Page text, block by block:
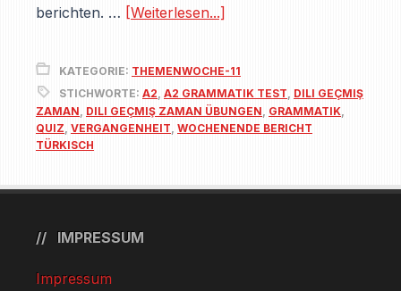
berichten. … [Weiterlesen...]
KATEGORIE: THEMENWOCHE-11
STICHWORTE: A2, A2 GRAMMATIK TEST, DILI GEÇMIŞ
ZAMAN, DILI GEÇMIŞ ZAMAN ÜBUNGEN, GRAMMATIK,
QUIZ, VERGANGENHEIT, WOCHENENDE BERICHT
TÜRKISCH
IMPRESSUM
Impressum